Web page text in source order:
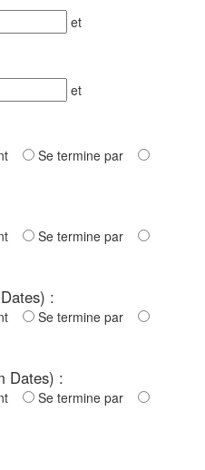
et
et
Se termine par
Se termine par
:
Se termine par
Dates) :
Se termine par